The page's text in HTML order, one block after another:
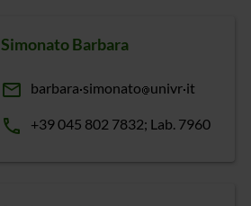
Simonato Barbara
email barbara simonato univr it
phone +39 045 802 7832; Lab. 7960